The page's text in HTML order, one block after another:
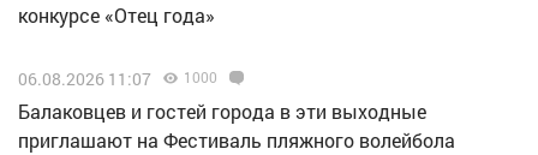
конкурсе «Отец года»
06.08.2026 11:07 1000
Балаковцев и гостей города в эти выходные
приглашают на Фестиваль пляжного волейбола